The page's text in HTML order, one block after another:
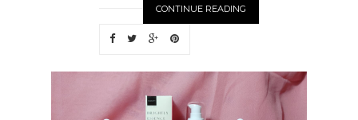
CONTINUE READING